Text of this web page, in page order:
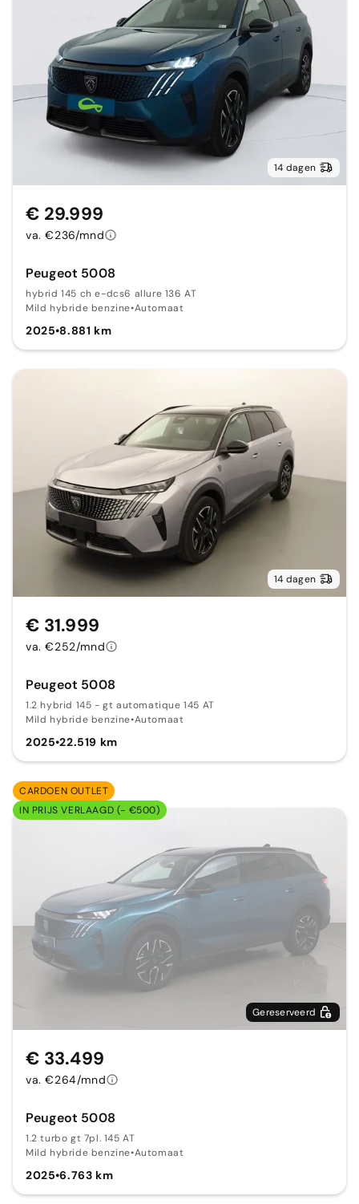
14 dagen
Peugeot 5008
hybrid 145 ch e-dcs6 allure 136 AT
Mild hybride benzine•Automaat
2025•8.881 km
€ 29.999
va. €236/mnd
14 dagen
Peugeot 5008
1.2 hybrid 145 - gt automatique 145 AT
Mild hybride benzine•Automaat
2025•22.519 km
€ 31.999
va. €252/mnd
CARDOEN OUTLET
IN PRIJS VERLAAGD (- €500)
Gereserveerd
Peugeot 5008
1.2 turbo gt 7pl. 145 AT
Mild hybride benzine•Automaat
2025•6.763 km
€ 33.499
va. €264/mnd